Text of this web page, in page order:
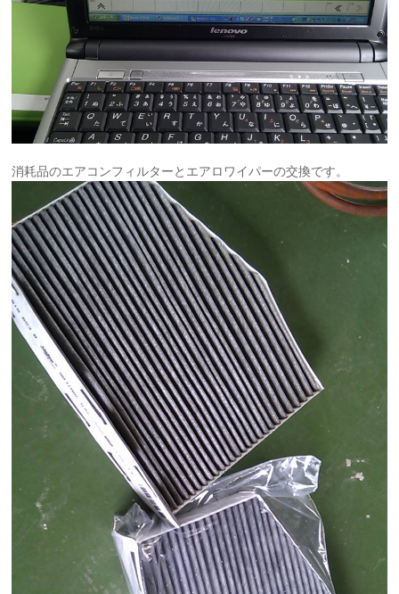
消耗品のエアコンフィルターとエアロワイパーの交換です。